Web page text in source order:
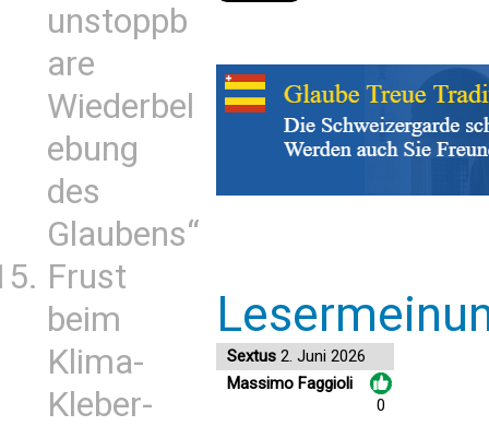
unstoppb
are
Wiederbel
ebung
des
Glaubens“
Frust
beim
Klima-
Kleber-
Sextus 2. Juni 2026
Massimo Faggioli
0